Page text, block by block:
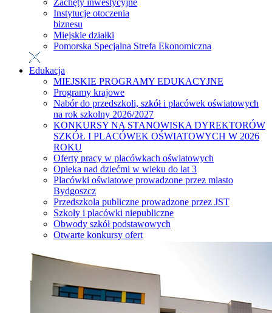
Zachęty inwestycyjne
Instytucje otoczenia
biznesu
Miejskie działki
Pomorska Specjalna Strefa Ekonomiczna
Edukacja
MIEJSKIE PROGRAMY EDUKACYJNE
Programy krajowe
Nabór do przedszkoli, szkół i placówek oświatowych
na rok szkolny 2026/2027
KONKURSY NA STANOWISKA DYREKTORÓW
SZKÓŁ I PLACÓWEK OŚWIATOWYCH W 2026
ROKU
Oferty pracy w placówkach oświatowych
Opieka nad dziećmi w wieku do lat 3
Placówki oświatowe prowadzone przez miasto
Bydgoszcz
Przedszkola publiczne prowadzone przez JST
Szkoły i placówki niepubliczne
Obwody szkół podstawowych
Otwarte konkursy ofert